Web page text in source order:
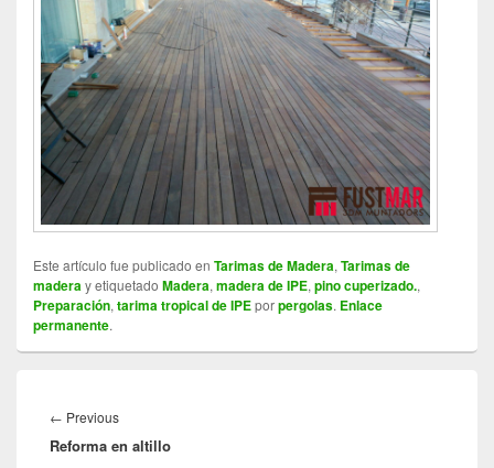
Este artículo fue publicado en Tarimas de Madera, Tarimas de
maderay etiquetado Madera, madera de IPE, pino cuperizado.,
Preparación, tarima tropical de IPEporpergolas. Enlace
permanente.
de
entradas
← Previous
post:
Reforma en altillo